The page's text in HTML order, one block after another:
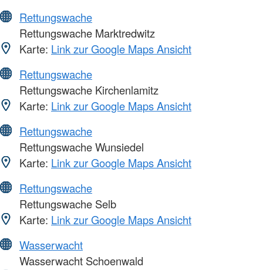
Rettungswache
Rettungswache Marktredwitz
Karte: Link zur Google Maps Ansicht
Rettungswache
Rettungswache Kirchenlamitz
Karte: Link zur Google Maps Ansicht
Rettungswache
Rettungswache Wunsiedel
Karte: Link zur Google Maps Ansicht
Rettungswache
Rettungswache Selb
Karte: Link zur Google Maps Ansicht
Wasserwacht
Wasserwacht Schoenwald